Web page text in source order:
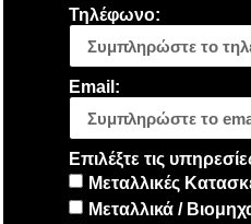
Τηλέφωνο:
Email:
Επιλέξτε τις
Μεταλλικές
Μεταλλικά /